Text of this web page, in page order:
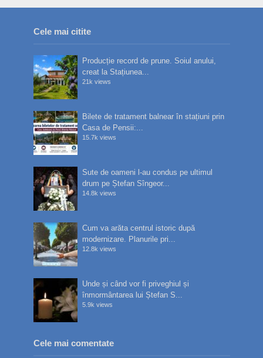
Cele mai citite
Producție record de prune. Soiul anului,
creat la Stațiunea...
21k views
Bilete de tratament balnear în stațiuni prin
Casa de Pensii:...
15.7k views
Sute de oameni l-au condus pe ultimul
drum pe Ștefan Sîngeor...
14.8k views
Cum va arăta centrul istoric după
modernizare. Planurile pri...
12.8k views
Unde și când vor fi priveghiul și
înmormântarea lui Ștefan S...
5.9k views
Cele mai comentate